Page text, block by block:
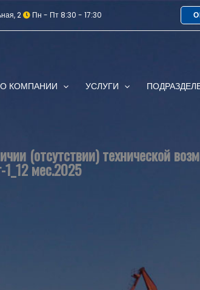
2 Пн - Пт 8:30 - 17:30
О КОМПАНИИ УСЛУГИ
(отсутствии) технической
мес.2025